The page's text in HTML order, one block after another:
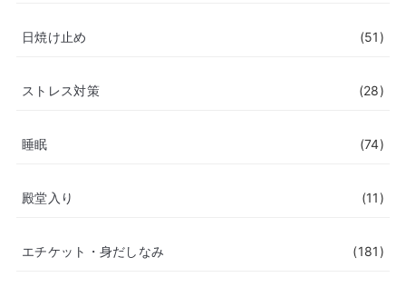
日焼け止め (51)
ストレス対策 (28)
睡眠 (74)
殿堂入り (11)
エチケット・身だしなみ (181)